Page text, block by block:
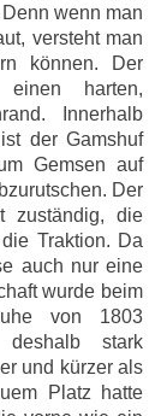
wenn man
versteht man
können. Der
harten,
Innerhalb
der Gamshuf
Gemsen auf
Der
zuständig, die
Traktion. Da
auch nur eine
wurde beim
von 1803
stark
und kürzer als
Platz hatte